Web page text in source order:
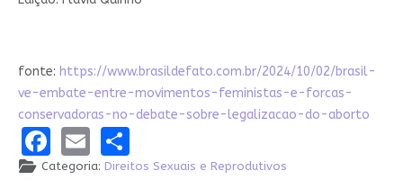
fonte: https://www.brasildefato.com.br/2024/10/02/brasil-
ve-embate-entre-movimentos-feministas-e-forcas-
conservadoras-no-debate-sobre-legalizacao-do-aborto
Facebook
EmailShare
Categoria: Direitos Sexuais e Reprodutivos